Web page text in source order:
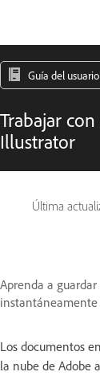
Guía del usuario
Trabajar
Illustrator
Última
Aprenda a
Los documentos
la nube de Adobe